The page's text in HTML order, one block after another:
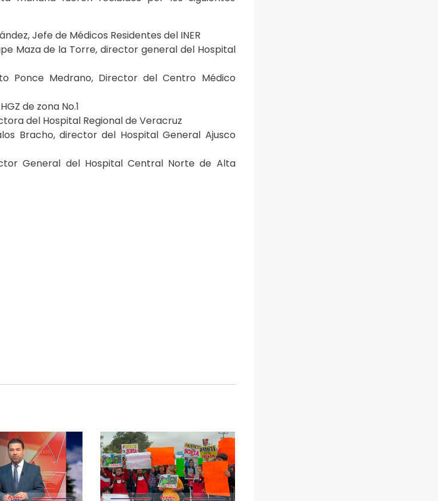
Jefe de Médicos Residentes del INER
Maza de la Torre, director general del Hospital
Ponce Medrano, Director del Centro Médico
de zona No.1
del Hospital Regional de Veracruz
Bracho, director del Hospital General Ajusco
General del Hospital Central Norte de Alta